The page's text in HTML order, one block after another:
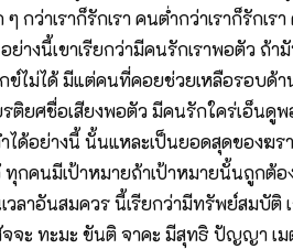
ๆ กว่าเราก็รักเรา คนต่ำกว่าเราก็รักเร
อย่างนี้เขาเรียกว่ามีคนรักเราพอตัว ถ้
ข์ไม่ได้ มีแต่คนที่คอยช่วยเหลือรอบด้า
ติยศชื่อเสียงพอตัว มีคนรักใคร่เอ็นดู
ได้อย่างนี้ นั้นแหละเป็นยอดสุดของฆร
ทุกคนมีเป้าหมายถ้าเป้าหมายนั้นถูกต้
วลาอันสมควร นี้เรียกว่ามีทรัพย์สมบัติ
จะ ทะมะ ขันติ จาคะ มีสุทธิ ปัญญา เ